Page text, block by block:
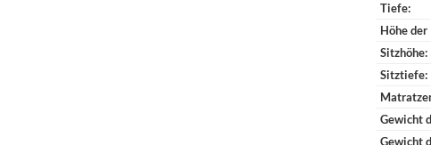
Tiefe
Höhe der
Sitzhöhe
Sitztiefe
Gewicht
Gewicht